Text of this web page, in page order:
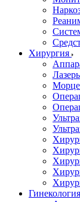
Хирургия